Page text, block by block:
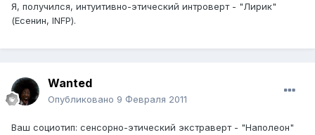
Я, получился, интуитивно-этический интроверт - "Лирик"
(Есенин, INFP).
Wanted
Опубликовано 9 Февраля 2011
Ваш социотип: сенсорно-этический экстраверт - "Наполеон"